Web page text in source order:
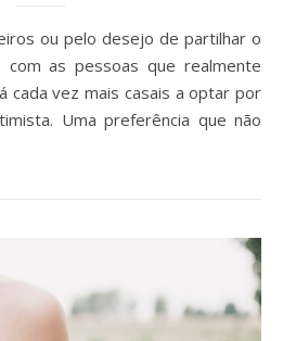
com as pessoas que realmente
cada vez mais casais a optar por
Uma preferência que não